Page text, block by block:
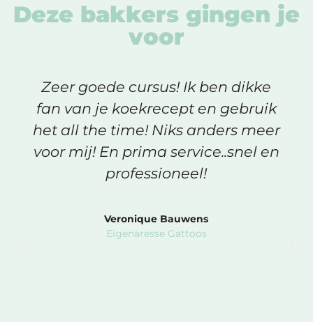
Deze bakkers gingen je
voor
Zeer goede cursus! Ik ben dikke
fan van je koekrecept en gebruik
het all the time! Niks anders meer
voor mij! En prima service..snel en
professioneel!
Veronique Bauwens
Eigenaresse Gattoos